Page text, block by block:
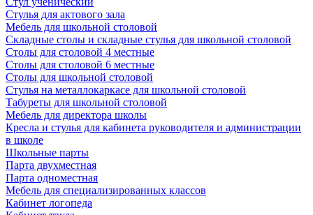
Стулья для актового зала
Мебель для школьной столовой
Складные столы и складные стулья для школьной столовой
Столы для столовой 4 местные
Столы для столовой 6 местные
Столы для школьной столовой
Стулья на металлокаркасе для школьной столовой
Табуреты для школьной столовой
Мебель для директора школы
Кресла и стулья для кабинета руководителя и администрации
в школе
Школьные парты
Парта двухместная
Парта одноместная
Мебель для специализированных классов
Кабинет логопеда